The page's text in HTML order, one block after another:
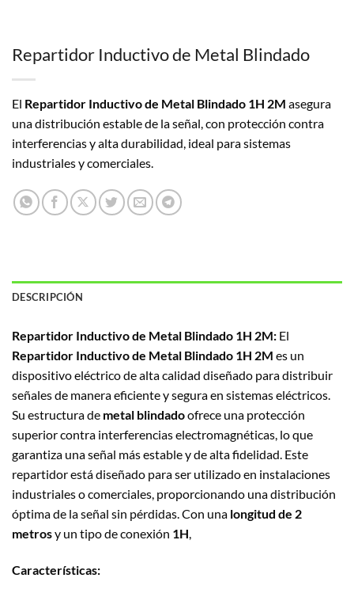
Repartidor Inductivo de Metal Blindado
El Repartidor Inductivo de Metal Blindado 1H 2M asegura
una distribución estable de la señal, con protección contra
interferencias y alta durabilidad, ideal para sistemas
industriales y comerciales.
DESCRIPCIÓN
Repartidor Inductivo de Metal Blindado 1H 2M: El
Repartidor Inductivo de Metal Blindado 1H 2M es un
dispositivo eléctrico de alta calidad diseñado para distribuir
señales de manera eficiente y segura en sistemas eléctricos.
Su estructura de metal blindadoofrece una protección
superior contra interferencias electromagnéticas, lo que
garantiza una señal más estable y de alta fidelidad. Este
repartidor está diseñado para ser utilizado en instalaciones
industriales o comerciales, proporcionando una distribución
óptima de la señal sin pérdidas. Con una longitud de 2
metrosy un tipo de conexión 1H,
Características: